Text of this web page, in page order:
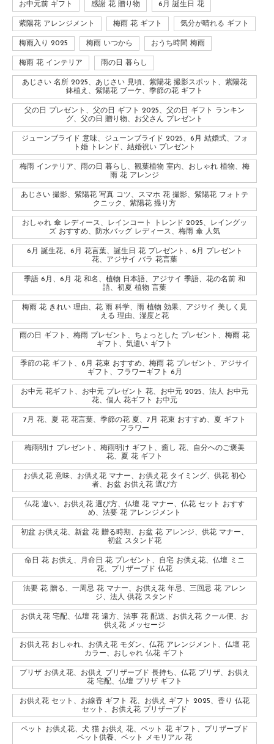
お中元前 ギフト 感謝 花 贈り物 6月 誕生日 花
紫陽花 アレンジメント 梅雨 花 ギフト 気分が晴れる ギフト
梅雨入り 2025 梅雨 いつから おうち時間 梅雨
梅雨 花 インテリア 雨の日 暮らし
あじさい 名所 2025、あじさい 見頃、紫陽花 撮影スポット、紫陽花
鉢植え、紫陽花 ブーケ、季節の花 ギフト
父の日 プレゼント、父の日 ギフト 2025、父の日 ギフト ランキン
グ、父の日 贈り物、お父さん プレゼント
ジューンブライド 意味、ジューンブライド 2025、6月 結婚式、フォ
ト婚 トレンド、結婚祝い プレゼント
梅雨 インテリア、雨の日 暮らし、観葉植物 室内、おしゃれ 植物、梅
雨 花 アレンジ
あじさい 撮影、紫陽花 写真 コツ、スマホ 花 撮影、紫陽花 フォトテ
クニック、紫陽花 撮り方
おしゃれ 傘 レディース、レインコート トレンド 2025、レイングッ
ズ おすすめ、防水バッグ レディース、梅雨 傘 人気
6月 誕生花、6月 花言葉、誕生日 花 プレゼント、6月 プレゼント
花、アジサイ バラ 花言葉
季語 6月、6月 花 和名、植物 日本語、アジサイ 季語、花の名前 和
語、初夏 植物 言葉
梅雨 花 きれい 理由、花 雨 科学、雨 植物 効果、アジサイ 美しく見
える 理由、湿度と花
雨の日 ギフト、梅雨 プレゼント、ちょっとした プレゼント、梅雨 花
ギフト、気遣い ギフト
季節の花 ギフト、6月 花束 おすすめ、梅雨 花 プレゼント、アジサイ
ギフト、フラワーギフト 6月
お中元 花ギフト、お中元 プレゼント 花、お中元 2025、法人 お中元
花、個人 花ギフト お中元
7月 花、夏 花 花言葉、季節の花 夏、7月 花束 おすすめ、夏 ギフト
フラワー
梅雨明け プレゼント、梅雨明け ギフト、癒し 花、自分へのご褒美
花、夏 花 ギフト
お供え花 意味、お供え花 マナー、お供え花 タイミング、供花 初心
者、お盆 お供え花 選び方
仏花 違い、お供え花 選び方、仏壇 花 マナー、仏花 セット おすす
め、法要 花 アレンジメント
初盆 お供え花、新盆 花 贈る時期、お盆 花 アレンジ、供花 マナー、
初盆 スタンド花
命日 花 お供え、月命日 花 プレゼント、自宅 お供え花、仏壇 ミニ
花、プリザーブド 仏花
法要 花 贈る、一周忌 花 マナー、お供え花 年忌、三回忌 花 アレン
ジ、法人 供花 スタンド
お供え花 宅配、仏壇 花 遠方、法事 花 配送、お供え花 クール便、お
供え花 メッセージ
お供え花 おしゃれ、お供え花 モダン、仏花 アレンジメント、仏壇 花
カラー、おしゃれ 仏花 ギフト
プリザ お供え花、お供え プリザーブド 長持ち、仏花 プリザ、お供え
花 宅配、仏壇 プリザ ギフト
お供え花 セット、お線香 ギフト 花、お供え ギフト 2025、香り 仏花
セット、お供え花 プリザーブド
ペット お供え花、犬 猫 お供え 花、ペット 花 ギフト、プリザーブド
ペット供養、ペット メモリアル 花